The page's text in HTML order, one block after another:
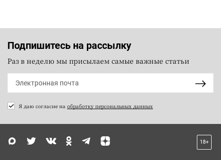
Подпишитесь на рассылку
Раз в неделю мы присылаем самые важные статьи
Я даю согласие на обработку персональных данных
18+